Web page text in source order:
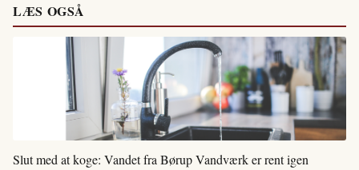
LÆS OGSÅ
Slut med at koge: Vandet fra Børup Vandværk er rent igen